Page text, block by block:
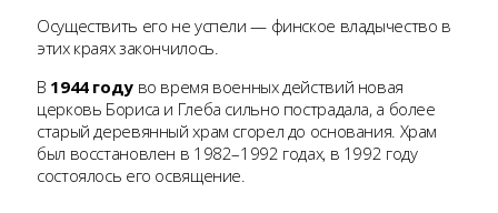
Осуществить его не успели — финское владычество в
этих краях закончилось.
В 1944 годуво время военных действий новая
церковь Бориса и Глеба сильно пострадала, а более
старый деревянный храм сгорел до основания. Храм
был восстановлен в 1982–1992 годах, в 1992 году
состоялось его освящение.